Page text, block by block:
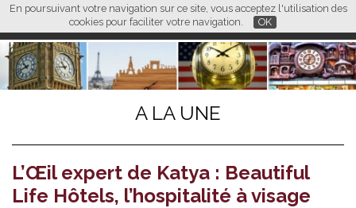
En poursuivant votre navigation sur ce site, vous acceptez l'utilisation des
cookies pour faciliter votre navigation.
OK
FR EN CN
L M
A LA UNE
L’Œil expert de Katya : Beautiful
Life Hôtels, l’hospitalité à visage